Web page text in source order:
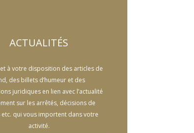
ACTUALITÉS
à votre disposition des articles de
des billets d’humeur et des
juridiques en lien avec l’actualité
sur les arrêtés, décisions de
etc. qui vous importent dans votre
activité.